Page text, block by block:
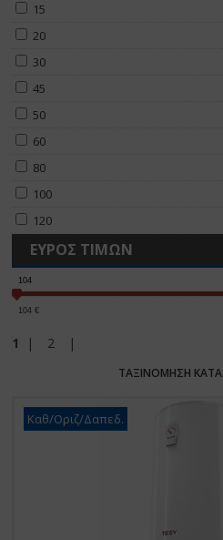
15
20
30
45
50
60
80
100
120
ΕΥΡΟΣ ΤΙΜΩΝ
104
104 €
1 | 2 |
ΤΑΞΙΝΟΜΗΣΗ ΚΑΤΑ
Καθ/Οριζ/Δαπεδ.